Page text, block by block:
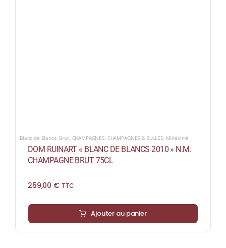
Blanc de Blancs Brut CHAMPAGNES CHAMPAGNES & BULLES, Millésimé
DOM RUINART « BLANC DE BLANCS 2010 » N.M.
CHAMPAGNE BRUT 75CL
259,00 € TTC
Ajouter au panier